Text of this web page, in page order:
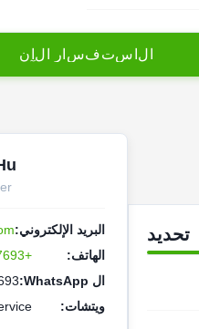
ل ستفس ر ل ن
تحديد البريد الإلكتروني:
الهاتف:
+86-19865857693
ال WhatsApp:
ويتشات: